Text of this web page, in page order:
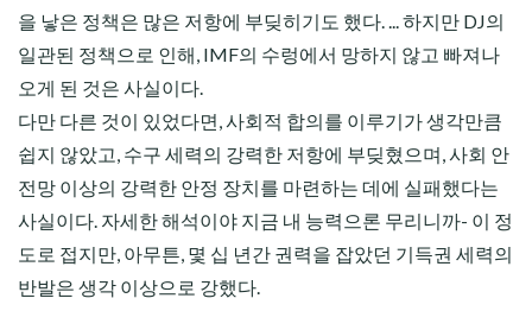
을 낳은 정책은 많은 저항에 부딪히기도 했다. ... 하지만 DJ의
일관된 정책으로 인해, IMF의 수렁에서 망하지 않고 빠져나
오게 된 것은 사실이다.
다만 다른 것이 있었다면, 사회적 합의를 이루기가 생각만큼
쉽지 않았고, 수구 세력의 강력한 저항에 부딪혔으며, 사회 안
전망 이상의 강력한 안정 장치를 마련하는 데에 실패했다는
사실이다. 자세한 해석이야 지금 내 능력으론 무리니까- 이 정
도로 접지만, 아무튼, 몇 십 년간 권력을 잡았던 기득권 세력의
반발은 생각 이상으로 강했다.